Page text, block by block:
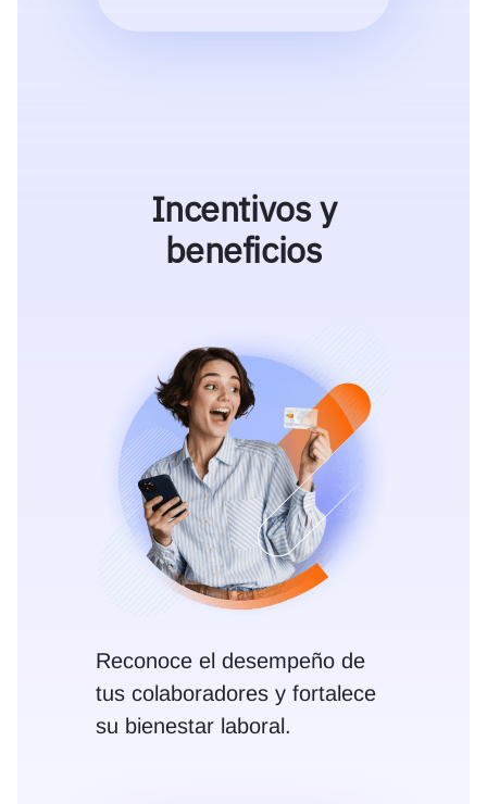
Incentivos y
beneficios
Reconoce el desempeño de
tus colaboradores y fortalece
su bienestar laboral.